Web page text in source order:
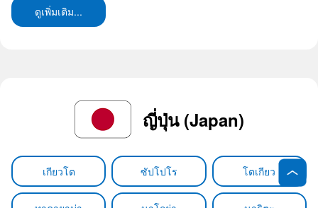
ดูเพิ่มเติม...
ญี่ปุ่น (Japan)
เกียวโต ซัปโปโร โตเกียว